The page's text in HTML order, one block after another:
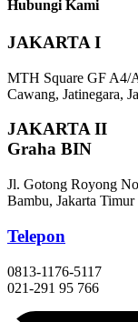
Hubungi Kami
JAKARTA I
MTH Square GF A4/
Cawang, Jatinegara,
JAKARTA II
Graha BIN
Jl. Gotong Royong
Bambu, Jakarta Timur
Telepon
0813-1176-5117
021-291 95 766